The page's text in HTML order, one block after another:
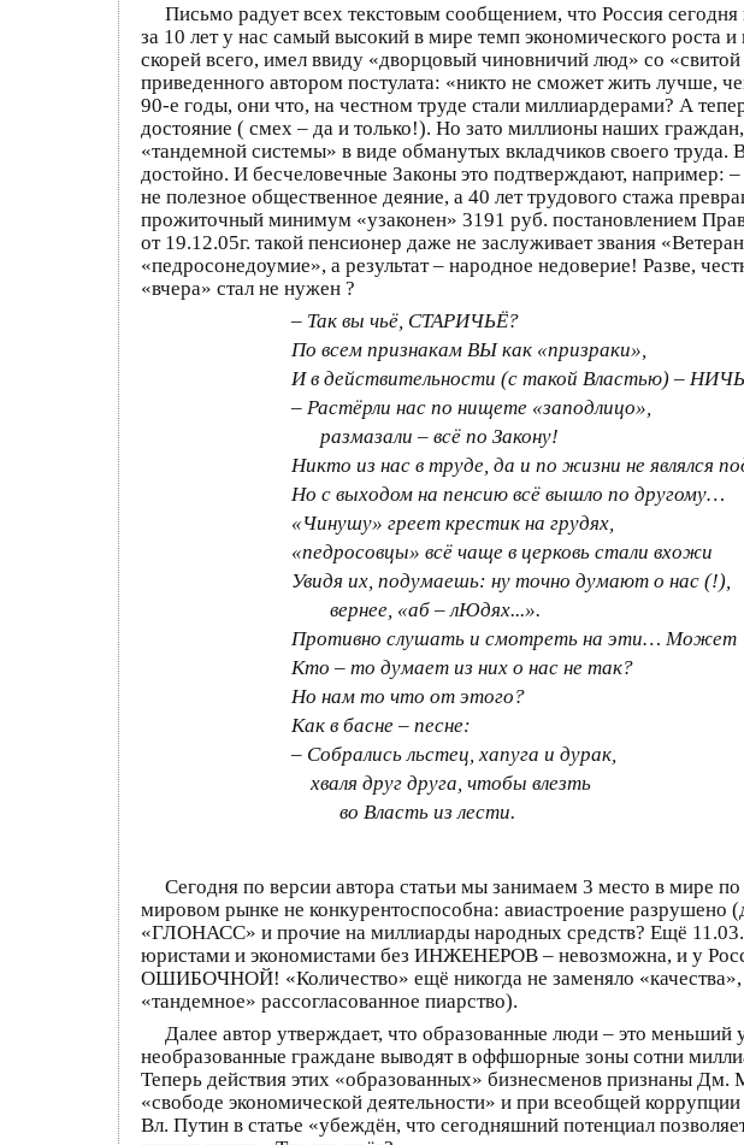
Письмо радует всех текстовым сообщением, что Россия
за 10 лет у нас самый высокий в мире темп экономического
скорей всего, имел ввиду «дворцовый чиновничий люд» со
приведенного автором постулата: «никто не сможет жить лучше,
90-е годы, они что, на честном труде стали миллиардерами? А
достояние ( смех – да и только!). Но зато миллионы наших
«тандемной системы» в виде обманутых вкладчиков своего
достойно. И бесчеловечные Законы это подтверждают, например:
не полезное общественное деяние, а 40 лет трудового стажа
прожиточный минимум «узаконен» 3191 руб. постановлением
от 19.12.05г. такой пенсионер даже не заслуживает звания
«педросонедоумие», а результат – народное недоверие! Разве,
«вчера» стал не нужен ?
– Так вы чьё, СТАРИЧЬЁ?
По всем признакам ВЫ как «призраки»,
И в действительности (с такой Властью) –
– Растёрли нас по нищете «заподлицо»,
размазали – всё по Закону!
Никто из нас в труде, да и по жизни не являлся
Но с выходом на пенсию всё вышло по другому…
«Чинушу» греет крестик на грудях,
«педросовцы» всё чаще в церковь стали вхожи
Увидя их, подумаешь: ну точно думают о нас (!),
вернее, «аб – лЮдях...».
Противно слушать и смотреть на эти… Может
Кто – то думает из них о нас не так?
Но нам то что от этого?
Как в басне – песне:
– Собрались льстец, хапуга и дурак,
хваля друг друга, чтобы влезть
во Власть из лести.
Сегодня по версии автора статьи мы занимаем 3 место в мире
мировом рынке не конкурентоспособна: авиастроение разрушено
«ГЛОНАСС» и прочие на миллиарды народных средств? Ещё
юристами и экономистами без ИНЖЕНЕРОВ – невозможна, и у
ОШИБОЧНОЙ! «Количество» ещё никогда не заменяло «качества»,
«тандемное» рассогласованное пиарство).
Далее автор утверждает, что образованные люди – это
необразованные граждане выводят в оффшорные зоны сотни
Теперь действия этих «образованных» бизнесменов
«свободе экономической деятельности» и при всеобщей
Вл. Путин в статье «убеждён, что сегодняшний потенциал